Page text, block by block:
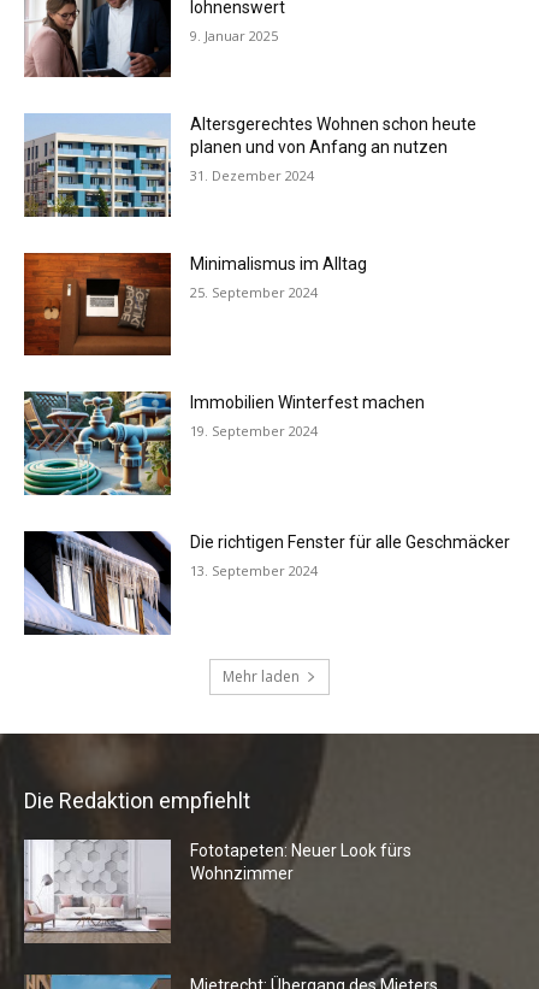
Die Redaktion empfiehlt
Fototapeten: Neuer Look fürs
Wohnzimmer
Mietrecht: Übergang des Mieters